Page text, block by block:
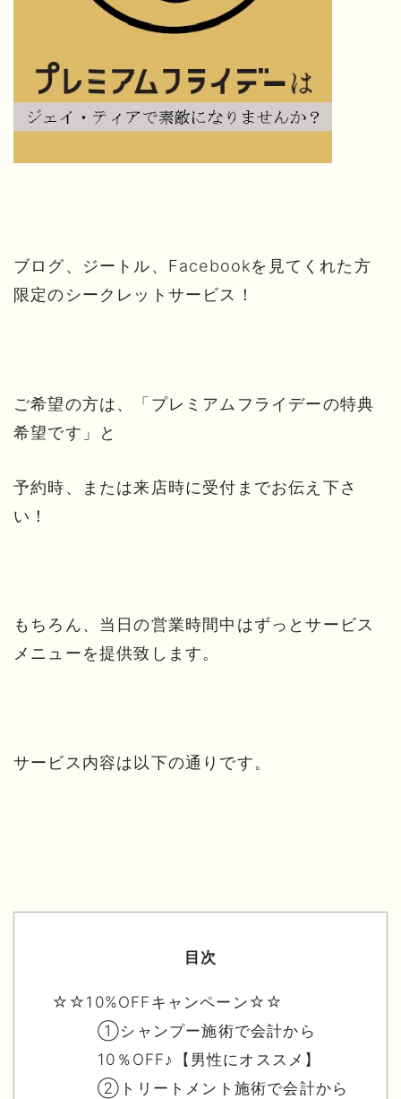
ブログ、ジートル、Facebookを見てくれた方
限定のシークレットサービス！
ご希望の方は、「プレミアムフライデーの特典
希望です」と
予約時、または来店時に受付までお伝え下さ
い！
もちろん、当日の営業時間中はずっとサービス
メニューを提供致します。
サービス内容は以下の通りです。
目次
☆☆10%OFFキャンペーン☆☆
①シャンプー施術で会計から
10％OFF♪【男性にオススメ】
②トリートメント施術で会計から